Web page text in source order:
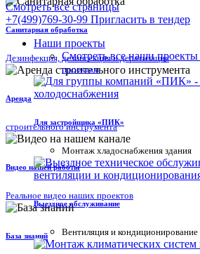
Санитарная обработка
Дезинфекция, дезинсекция и дератизация
Аренда
строительного инструмента
Видео нашей работы
Реальное видео наших проектов
База знаний
Смотреть все страницы
+7(499)769-30-99 Пригласить в тендер
Наши проекты
Смотреть все наши проекты
проектам
Для застройщика «ПИК»
Mонтаж хладоснабжения здания
Выездное обслуживание
Вентиляция и кондиционирование